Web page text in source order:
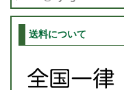
送料について